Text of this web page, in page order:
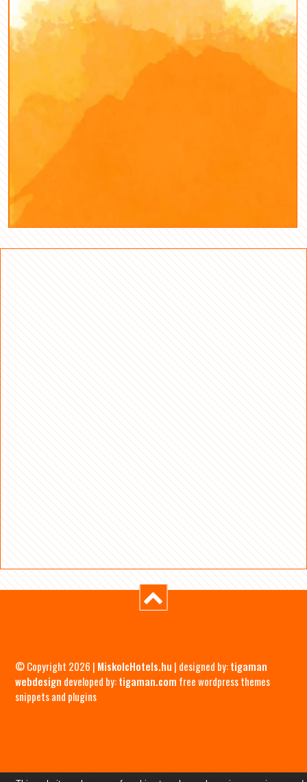
© Copyright 2026 | MiskolcHotels.hu | designed by:tigaman
webdesign developed by:tigaman.com free wordpress themes
snippets and plugins